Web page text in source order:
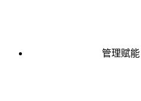
管理赋能